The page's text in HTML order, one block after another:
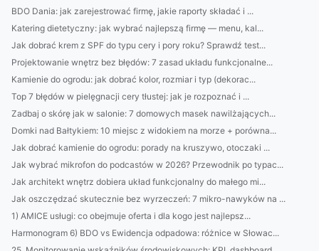
BDO Dania: jak zarejestrować firmę, jakie raporty składać i ...
Katering dietetyczny: jak wybrać najlepszą firmę — menu, kal...
Jak dobrać krem z SPF do typu cery i pory roku? Sprawdź test...
Projektowanie wnętrz bez błędów: 7 zasad układu funkcjonalne...
Kamienie do ogrodu: jak dobrać kolor, rozmiar i typ (dekorac...
Top 7 błędów w pielęgnacji cery tłustej: jak je rozpoznać i ...
Zadbaj o skórę jak w salonie: 7 domowych masek nawilżających...
Domki nad Bałtykiem: 10 miejsc z widokiem na morze + porówna...
Jak dobrać kamienie do ogrodu: porady na kruszywo, otoczaki ...
Jak wybrać mikrofon do podcastów w 2026? Przewodnik po typac...
Jak architekt wnętrz dobiera układ funkcjonalny do małego mi...
Jak oszczędzać skutecznie bez wyrzeczeń: 7 mikro-nawyków na ...
1) AMICE usługi: co obejmuje oferta i dla kogo jest najlepsz...
Harmonogram 6) BDO vs Ewidencja odpadowa: różnice w Słowac...